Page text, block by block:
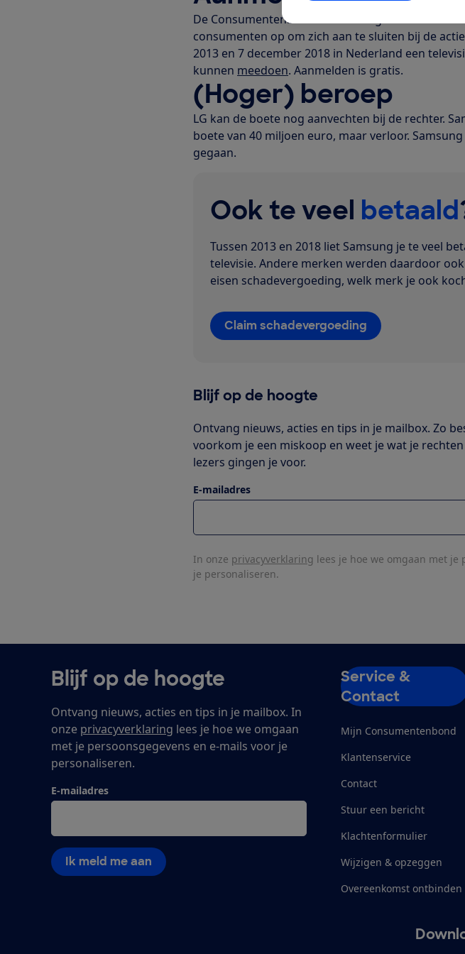
De Consumentenbond en Stichting Consumenten
consumenten op om zich aan te sluiten bij de
2013 en 7 december 2018 in Nederland een
kunnen meedoen. Aanmelden is gratis.
(Hoger) beroep
LG kan de boete nog aanvechten bij de rechter.
boete van 40 miljoen euro, maar verloor.
gegaan.
Ook te veel betaald
Tussen 2013 en 2018 liet Samsung je te veel
televisie. Andere merken werden daardoor
eisen schadevergoeding, welk merk je ook
Claim schadevergoeding
Blijf op de hoogte
Ontvang nieuws, acties en tips in je mailbox. Zo
voorkom je een miskoop en weet je wat je rechten
lezers gingen je voor.
E-mailadres
In onze privacyverklaring lees je hoe we omgaan met je
je personaliseren.
Blijf op de hoogte
Ontvang nieuws, acties en tips in je mailbox. In
onze privacyverklaring lees je hoe we omgaan
met je persoonsgegevens en e-mails voor je
personaliseren.
E-mailadres
Ik meld me aan
Service &
Contact
Mijn Consumentenbond
Klantenservice
Contact
Stuur een bericht
Klachtenformulier
Wijzigen & opzeggen
Overeenkomst ontbinden